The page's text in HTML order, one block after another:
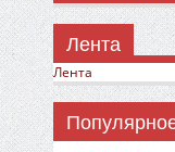
Лента
Лента